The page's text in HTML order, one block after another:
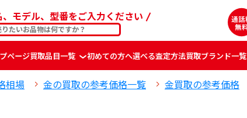
モデル、型番をご入力ください
ページ買取品目一覧 初めての方へ選べる査定方法買取ブランド一覧
相場 金の買取の参考価格一覧 金買取の参考価格